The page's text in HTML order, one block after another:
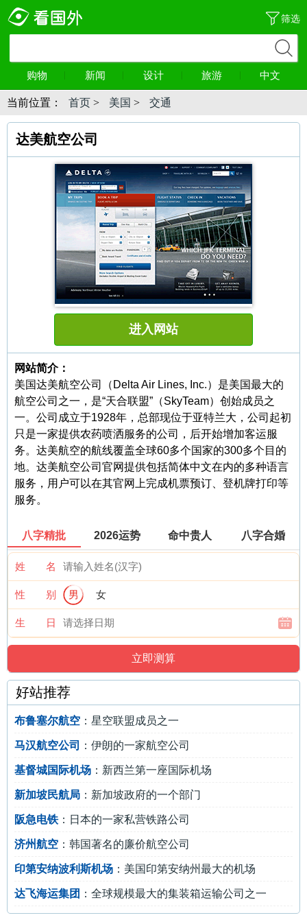
筛选
购物 新闻 设计 旅游 中文
当前位置： 首页 > 美国 > 交通
达美航空公司
进入网站
网站简介：
美国达美航空公司（Delta Air Lines, Inc.）是美国最大的
航空公司之一，是“天合联盟”（SkyTeam）创始成员之
一。公司成立于1928年，总部现位于亚特兰大，公司起初
只是一家提供农药喷洒服务的公司，后开始增加客运服
务。达美航空的航线覆盖全球60多个国家的300多个目的
地。达美航空公司官网提供包括简体中文在内的多种语言
服务，用户可以在其官网上完成机票预订、登机牌打印等
服务。
八字精批 2026运势 命中贵人 八字合婚
姓 名
性 别 男 女
生 日
好站推荐
布鲁塞尔航空 ：星空联盟成员之一
马汉航空公司 ：伊朗的一家航空公司
基督城国际机场 ：新西兰第一座国际机场
新加坡民航局 ：新加坡政府的一个部门
阪急电铁：日本的一家私营铁路公司
济州航空 ：韩国著名的廉价航空公司
印第安纳波利斯机场 ：美国印第安纳州最大的机场
达飞海运集团 ：全球规模最大的集装箱运输公司之一